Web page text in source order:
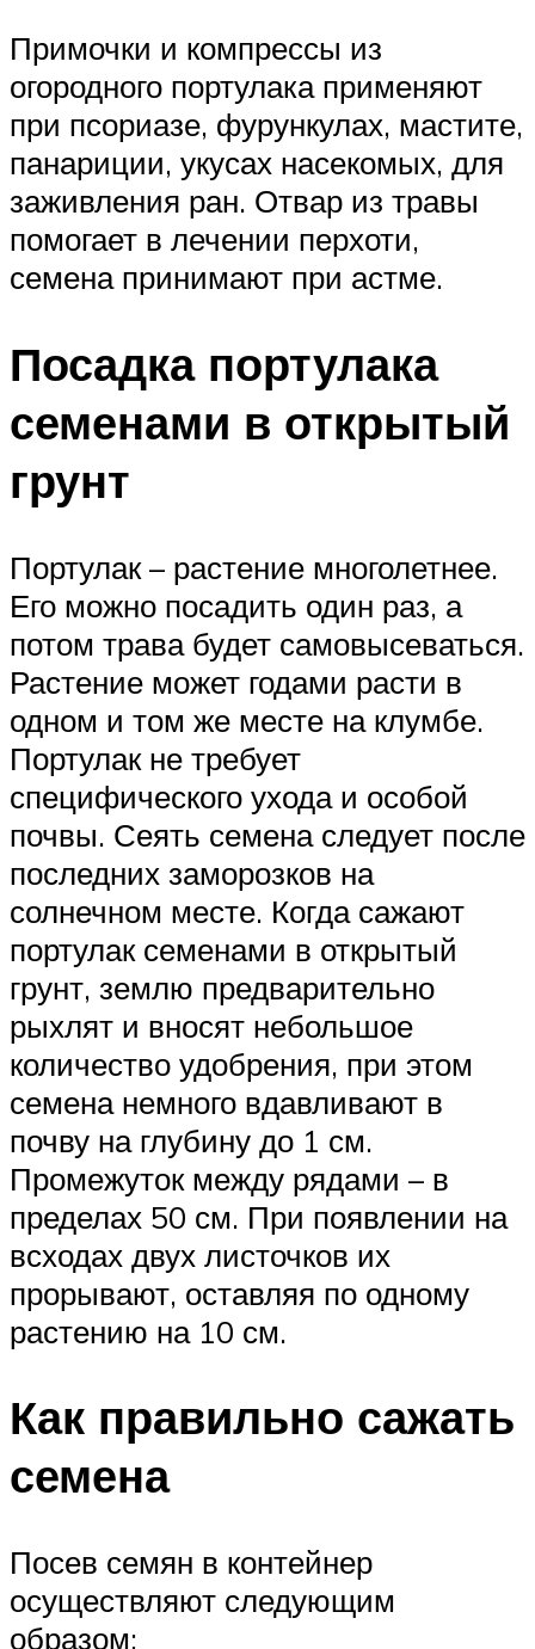
Примочки и компрессы из
огородного портулака применяют
при псориазе, фурункулах, мастите,
панариции, укусах насекомых, для
заживления ран. Отвар из травы
помогает в лечении перхоти,
семена принимают при астме.
Посадка портулака
семенами в открытый
грунт
Портулак – растение многолетнее.
Его можно посадить один раз, а
потом трава будет самовысеваться.
Растение может годами расти в
одном и том же месте на клумбе.
Портулак не требует
специфического ухода и особой
почвы. Сеять семена следует после
последних заморозков на
солнечном месте. Когда сажают
портулак семенами в открытый
грунт, землю предварительно
рыхлят и вносят небольшое
количество удобрения, при этом
семена немного вдавливают в
почву на глубину до 1 см.
Промежуток между рядами – в
пределах 50 см. При появлении на
всходах двух листочков их
прорывают, оставляя по одному
растению на 10 см.
Как правильно сажать
семена
Посев семян в контейнер
осуществляют следующим
образом: